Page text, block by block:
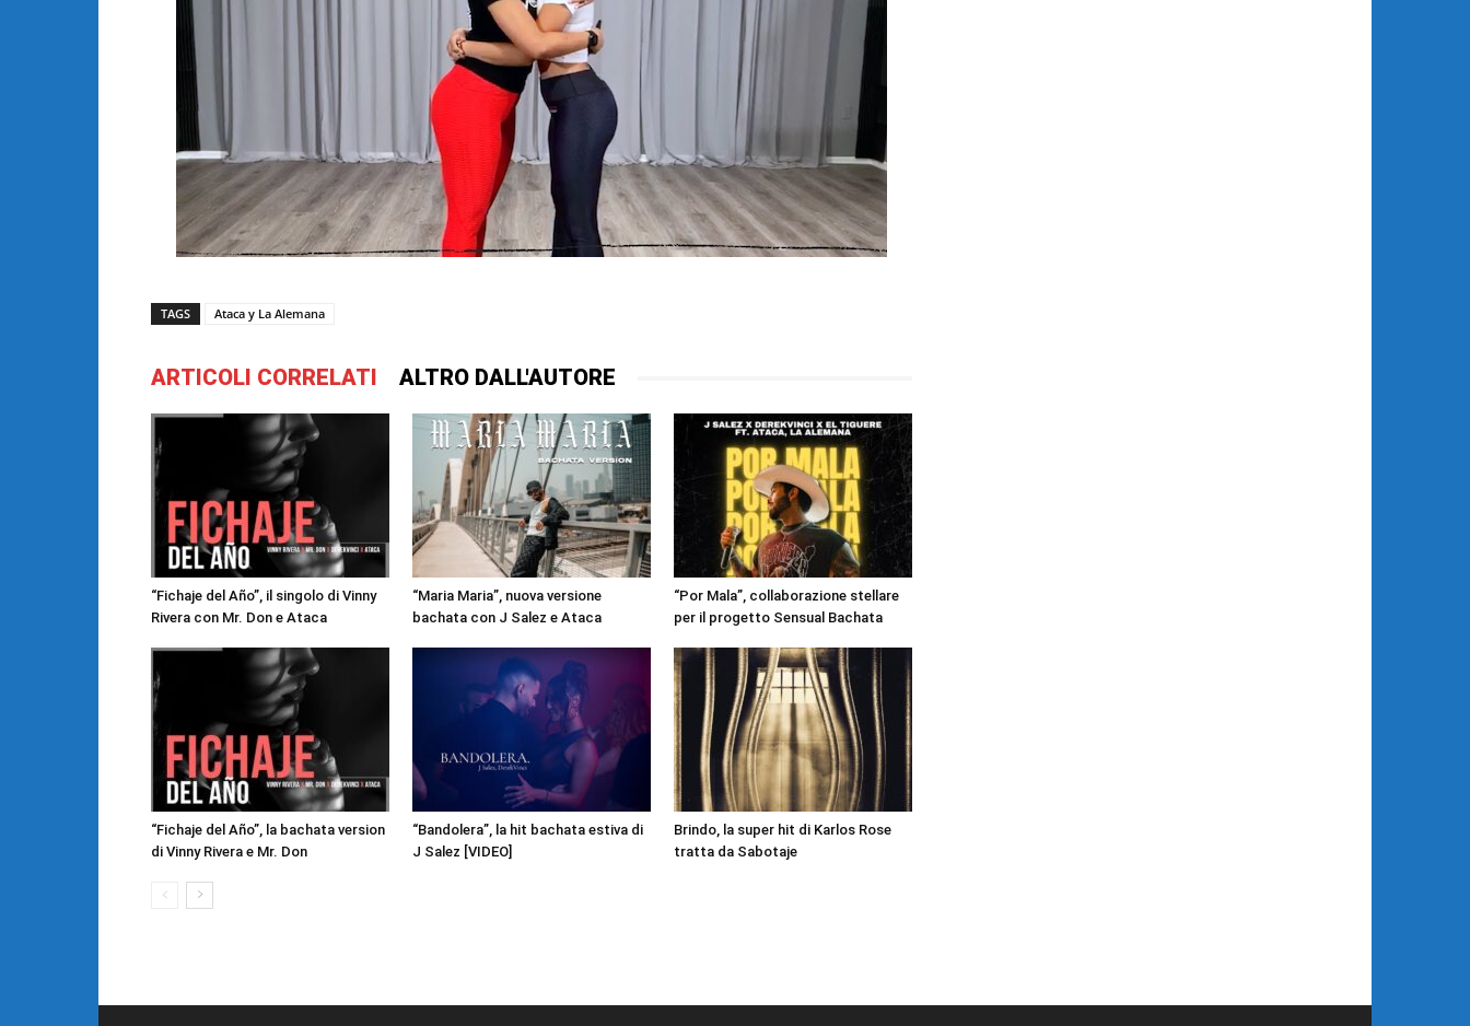
TAGS Ataca y La Alemana
ARTICOLI CORRELATI ALTRO DALL'AUTORE
“Fichaje del Año”, il singolo di Vinny
Rivera con Mr. Don e Ataca
“Maria Maria”, nuova versione
bachata con J Salez e Ataca
“Por Mala”, collaborazione stellare
per il progetto Sensual Bachata
“Fichaje del Año”, la bachata version
di Vinny Rivera e Mr. Don
“Bandolera”, la hit bachata estiva di
J Salez [VIDEO]
Brindo, la super hit di Karlos Rose
tratta da Sabotaje